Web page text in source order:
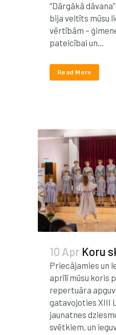
“Dārgākā
bija veltīts mūsu
vērtībām –
pateicībai un...
Read More
10 Apr Koru
Priecājamies un
aprīlī mūsu koris
repertuāra
gatavojoties XIII
jaunatnes
svētkiem, un